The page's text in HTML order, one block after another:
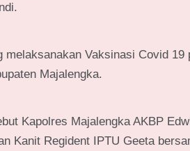
melaksanakan Vaksinasi Covid
Majalengka.
Kapolres Majalengka AKBP
Kanit Regident IPTU Geeta